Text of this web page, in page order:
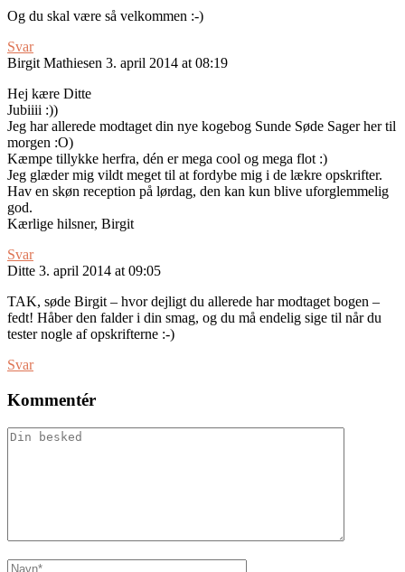
Og du skal være så velkommen :-)
Svar
Birgit Mathiesen 3. april 2014 at 08:19
Hej kære Ditte
Jubiiii :))
Jeg har allerede modtaget din nye kogebog Sunde Søde Sager her til
morgen :O)
Kæmpe tillykke herfra, dén er mega cool og mega flot :)
Jeg glæder mig vildt meget til at fordybe mig i de lækre opskrifter.
Hav en skøn reception på lørdag, den kan kun blive uforglemmelig
god.
Kærlige hilsner, Birgit
Svar
Ditte 3. april 2014 at 09:05
TAK, søde Birgit – hvor dejligt du allerede har modtaget bogen –
fedt! Håber den falder i din smag, og du må endelig sige til når du
tester nogle af opskrifterne :-)
Svar
Kommentér